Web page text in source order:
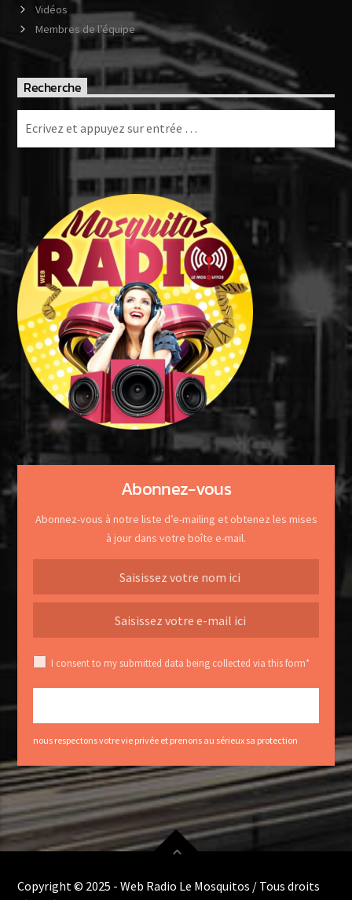
Vidéos
Membres de l’équipe
Recherche
Abonnez-vous
Abonnez-vous à notre liste d’e-mailing et obtenez les mises
à jour dans votre boîte e-mail.
I consent to my submitted data being collected via this form*
nous respectons votre vie privée et prenons au sérieux sa protection
Copyright © 2025 - Web Radio Le Mosquitos / Tous droits